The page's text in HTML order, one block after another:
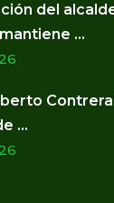
del
...
...